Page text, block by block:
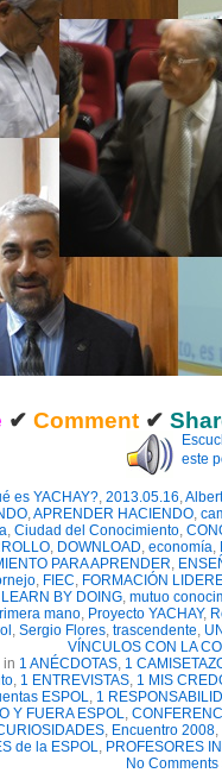
✔ Comment✔
este
es YACHAY?, 2013.05.16,
,APRENDER HACIENDO,
, Ciudad del Conocimiento,
, DOWNLOAD, economía,
PARA APRENDER,
, FIEC, FORMACIÓN
LEARN BY DOING, mutuo
mano, Proyecto YACHAY,
, Sergio Flores, trascendente,
VÍNCULOS CON LA
in 1 ANÉCDOTAS, 1
, 1 ENTREVISTAS, 1 MIS
ESPOL, 1
Y FUERA ESPOL,
, Encuentro 2008,
de la ESPOL, PROFESORES
No Comments